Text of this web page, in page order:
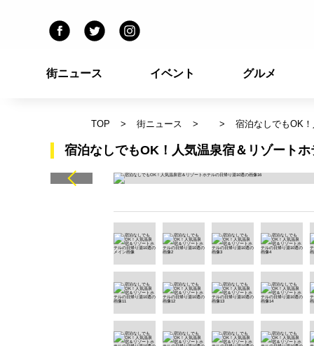
街ニュース イベント グルメ
TOP 街ニュース 宿泊なしでもOK
宿泊なしでもOK！人気温泉宿＆リゾート